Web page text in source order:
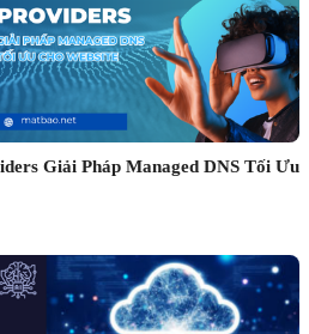
Giải Pháp Managed DNS Tối Ưu